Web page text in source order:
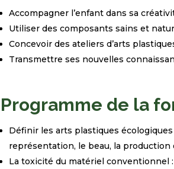
Accompagner l’enfant dans sa
Utiliser des composants sains et
Concevoir des ateliers d’arts
Transmettre ses nouvelles
Programme de la
Définir les arts plastiques
représentation, le beau, la production
La toxicité du matériel conventionnel